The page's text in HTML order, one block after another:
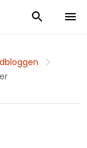
Visa och dölj
Visa